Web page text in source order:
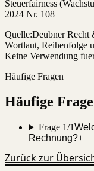
Steuerfairness
2024 Nr. 108
Quelle:Deubner Recht
Wortlaut, Reihenfolge
Keine Verwendung
Häufige Fragen
Häufige
Frage 1/1
Rechnung?+
Zurück zur